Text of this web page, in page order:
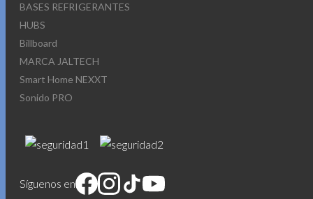
BASES REFRIGERANTES
HUBS
Billboard
MARCA JALTECH
Smart Home NEXXT
Sonido PRO
Síguenos en